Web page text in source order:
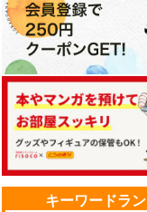
キーワードラ